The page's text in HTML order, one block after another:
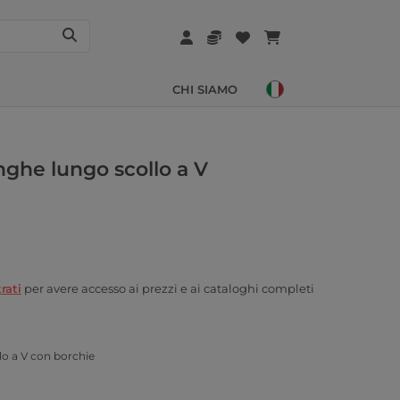
CHI SIAMO
lungo scollo a V
per avere accesso ai prezzi e ai cataloghi completi
a V con borchie